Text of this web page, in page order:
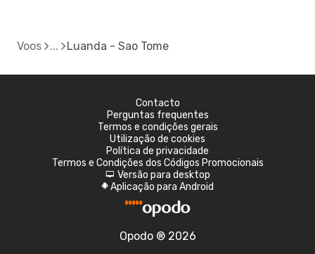
Voos Luanda - Sao Tome
Contacto
Perguntas frequentes
Termos e condições gerais
Utilização de cookies
Política de privacidade
Termos e Condições dos Códigos Promocionais
d Versão para desktop
A Aplicação para Android
Opodo ® 2026